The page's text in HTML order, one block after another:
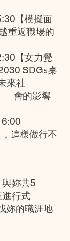
【模擬面
重返職場的
【女力覺
SDGs桌
來社
響
，這樣做行不
妳共5
行式
妳的職涯地